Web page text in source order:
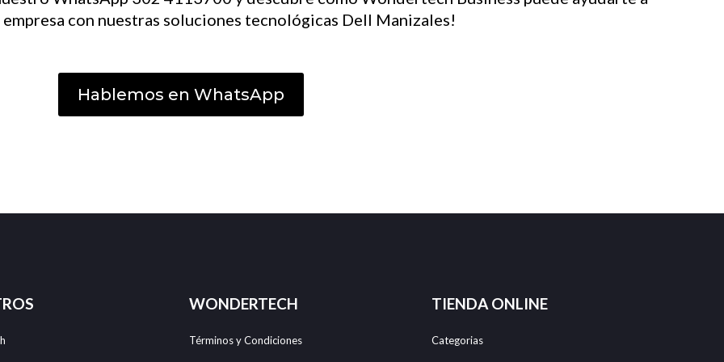
con nuestras soluciones tecnológicas Dell Manizales!
Hablemos en WhatsApp
WONDERTECH​
Términos y Condiciones
TIENDA ONLINE
Categorias